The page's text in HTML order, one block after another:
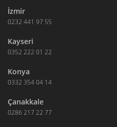
İzmir
0232 441 97 55
Kayseri
0352 222 01 22
Konya
0332 354 04 14
Çanakkale
0286 217 22 77